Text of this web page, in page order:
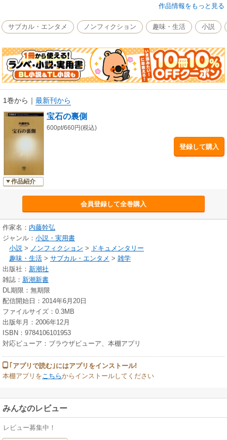
どを掴ませられないよう、本書でしっかり研究いたしましょう。女子なら
解説します！
作品情報をもっと見る
サブカル・エンタメ ノンフィクション 趣味・生活 小説
1巻から ｜ 最新刊から
作品紹介
宝石の裏側
600pt/660円(税込)
登録して購入
会員登録して全巻購入
作家名： 内藤幹弘
ジャンル： 小説・実用書
小説 > ノンフィクション > ドキュメンタリー
趣味・生活 > サブカル・エンタメ > 雑学
出版社： 新潮社
雑誌： 新潮新書
DL期限：無期限
配信開始日：2014年6月20日
ファイルサイズ：0.3MB
出版年月：2006年12月
ISBN：9784106101953
対応ビューア：ブラウザビューア、本棚アプリ
｢アプリで読む｣にはアプリをインストール!
本棚アプリを こちらからインストールしてください
みんなのレビュー
レビュー募集中！